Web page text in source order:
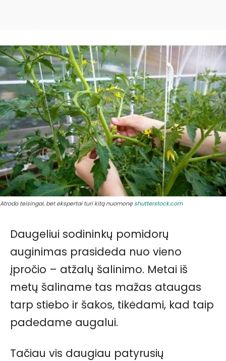
Atrodo teisingai, bet ekspertai turi kitą nuomonęshutterstock.com
Daugeliui sodininkų pomidorų
auginimas prasideda nuo vieno
įpročio – atžalų šalinimo. Metai iš
metų šaliname tas mažas ataugas
tarp stiebo ir šakos, tikėdami, kad taip
padedame augalui.
Tačiau vis daugiau patyrusių